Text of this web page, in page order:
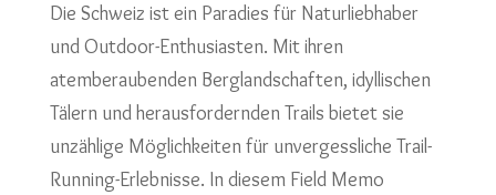
Die Schweiz ist ein Paradies für Naturliebhaber
und Outdoor-Enthusiasten. Mit ihren
atemberaubenden Berglandschaften, idyllischen
Tälern und herausfordernden Trails bietet sie
unzählige Möglichkeiten für unvergessliche Trail-
Running-Erlebnisse. In diesem Field Memo